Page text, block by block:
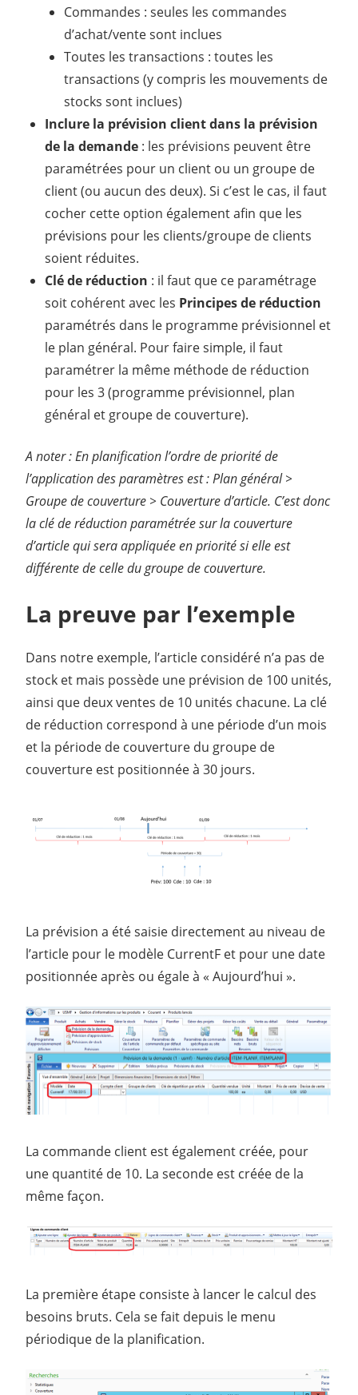
Commandes : seules les commandes
d’achat/vente sont inclues
Toutes les transactions : toutes les
transactions (y compris les mouvements de
stocks sont inclues)
Inclure la prévision client dans la prévision
de la demande : les prévisions peuvent être
paramétrées pour un client ou un groupe de
client (ou aucun des deux). Si c’est le cas, il faut
cocher cette option également afin que les
prévisions pour les clients/groupe de clients
soient réduites.
Clé de réduction : il faut que ce paramétrage
soit cohérent avec les Principes de réduction
paramétrés dans le programme prévisionnel et
le plan général. Pour faire simple, il faut
paramétrer la même méthode de réduction
pour les 3 (programme prévisionnel, plan
général et groupe de couverture).
A noter : En planification l’ordre de priorité de
l’application des paramètres est : Plan général >
Groupe de couverture > Couverture d’article. C’est donc
la clé de réduction paramétrée sur la couverture
d’article qui sera appliquée en priorité si elle est
différente de celle du groupe de couverture.
La preuve par l’exemple
Dans notre exemple, l’article considéré n’a pas de
stock et mais possède une prévision de 100 unités,
ainsi que deux ventes de 10 unités chacune. La clé
de réduction correspond à une période d’un mois
et la période de couverture du groupe de
couverture est positionnée à 30 jours.
La prévision a été saisie directement au niveau de
l’article pour le modèle CurrentF et pour une date
positionnée après ou égale à « Aujourd’hui ».
La commande client est également créée, pour
une quantité de 10. La seconde est créée de la
même façon.
La première étape consiste à lancer le calcul des
besoins bruts. Cela se fait depuis le menu
périodique de la planification.